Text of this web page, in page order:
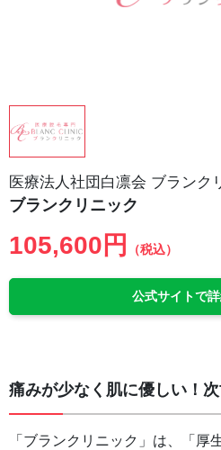
医療法人社団白凛会 ブランク
ブランクリニック
105,600円 （税込）
公式サイトで
痛みが少なく肌に優しい！
「ブランクリニック」は、「厚